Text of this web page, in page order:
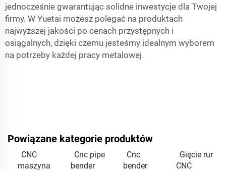
jednocześnie gwarantując solidne inwestycje dla Twojej
firmy. W Yuetai możesz polegać na produktach
najwyższej jakości po cenach przystępnych i
osiągalnych, dzięki czemu jesteśmy idealnym wyborem
na potrzeby każdej pracy metalowej.
Powiązane kategorie produktów
CNC
maszyna
Cnc pipe
bender
Cnc
bender
Gięcie rur
CNC